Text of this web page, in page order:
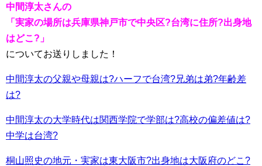
中間淳太さんの
「実家の場所は兵庫県神戸市で中央区?台湾に住所?出身地
はどこ?」
についてお送りしました！
中間淳太の父親や母親は?ハーフで台湾?兄弟は弟?年齢差
は?
中間淳太の大学時代は関西学院で学部は?高校の偏差値は?
中学は台湾?
桐山照史の地元・実家は東大阪市?出身地は大阪府のどこ?